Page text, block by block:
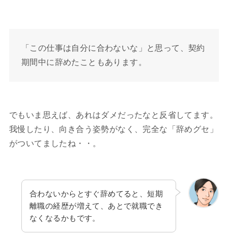
「この仕事は自分に合わないな」と思って、契約
期間中に辞めたこともあります。
でもいま思えば、あれはダメだったなと反省してます。
我慢したり、向き合う姿勢がなく、完全な「辞めグセ」
がついてましたね・・。
合わないからとすぐ辞めてると、短期
離職の経歴が増えて、あとで就職でき
なくなるかもです。